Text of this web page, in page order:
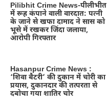
Pilibhit Crime News-पीलीभीत
में रूह कंपाने वाली वारदात: पत्नी
के जाने से खफा दामाद ने सास को
भूसे में रखकर जिंदा जलाया,
आरोपी गिरफ्तार
Hasanpur Crime News :
‘शिवा बैटरी’ की दुकान में चोरी का
प्रयास, दुकानदार की तत्परता से
दबोचा गया शातिर चोर